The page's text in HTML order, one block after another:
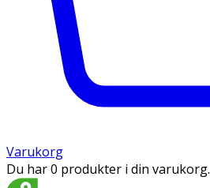
Varukorg
Du har 0 produkter i din varukorg.